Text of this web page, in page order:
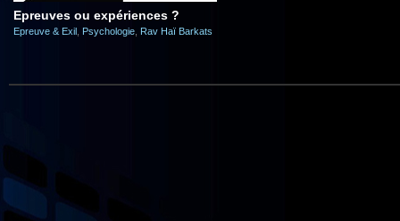
Epreuves ou expériences ?
Epreuve & Exil Psychologie Rav Haï Barkats